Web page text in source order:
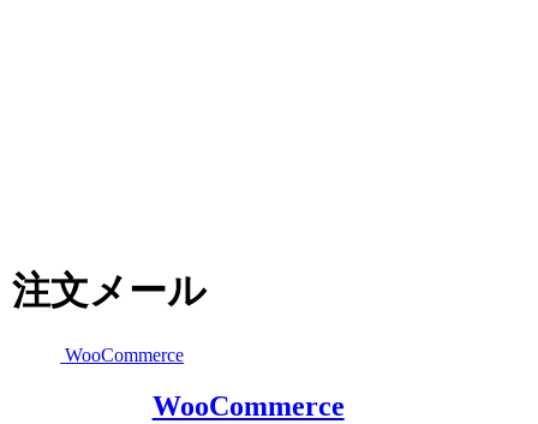
注文メール
WooCommerce
WooCommerce